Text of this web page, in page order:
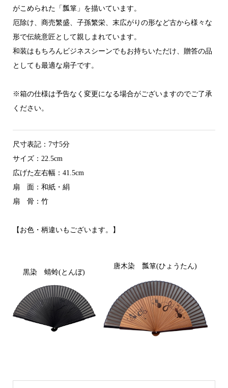
がこめられた「瓢箪」を描いています。
厄除け、商売繁盛、子孫繁栄、末広がりの形など古から様々な
形で伝統意匠として親しまれています。
和装はもちろんビジネスシーンでもお持ちいただけ、贈答の品
としても最適な扇子です。
※箱の仕様は予告なく変更になる場合がございますのでご了承
ください。
尺寸表記：7寸5分
サイズ：22.5cm
広げた左右幅：41.5cm
扇 面：和紙・絹
扇 骨：竹
【お色・柄違いもございます。】
黒染 蜻蛉(とんぼ)
唐木染 瓢箪(ひょうたん)